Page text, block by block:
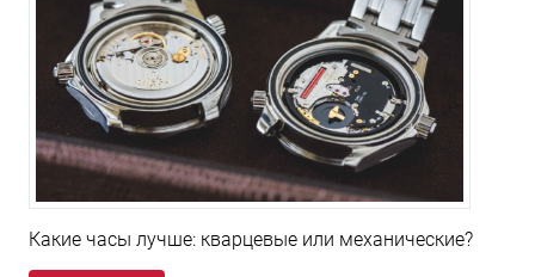
Какие часы лучше: кварцевые или механические?